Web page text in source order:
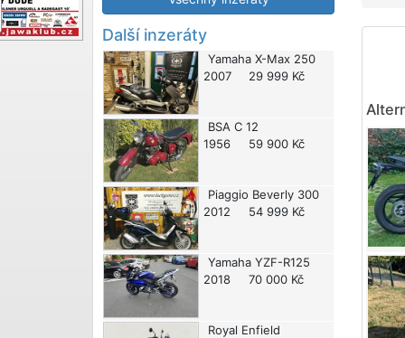
Další inzeráty
Yamaha X-Max 250
2007
29 999 Kč
BSA C 12
1956
59 900 Kč
Piaggio Beverly 300
2012
54 999 Kč
Yamaha YZF-R125
2018
70 000 Kč
Royal Enfield